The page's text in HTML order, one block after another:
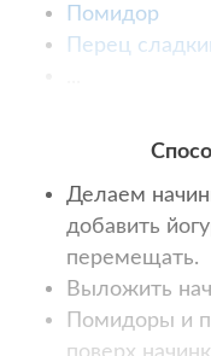
Помидор
Перец
Делаем
добавить
перемещать.
Выложить
Помидоры и